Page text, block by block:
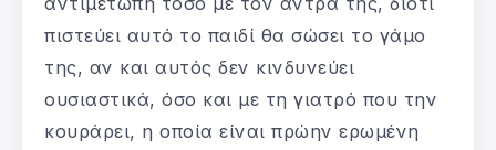
πιστεύει αυτό το παιδί θα σώσει το γάμο
της, αν και αυτός δεν κινδυνεύει
ουσιαστικά, όσο και με τη γιατρό που την
κουράρει, η οποία είναι πρώην ερωμένη